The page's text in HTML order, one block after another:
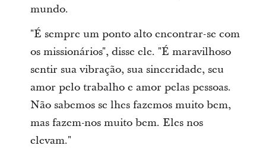
mundo.
"É sempre um ponto alto encontrar-se com
os missionários", disse ele. "É maravilhoso
sentir sua vibração, sua sinceridade, seu
amor pelo trabalho e amor pelas pessoas.
Não sabemos se lhes fazemos muito bem,
mas fazem-nos muito bem. Eles nos
elevam."